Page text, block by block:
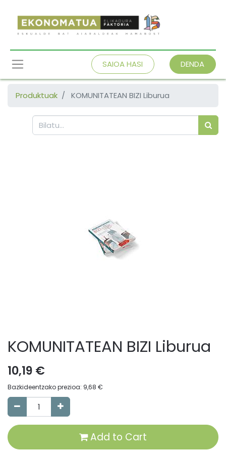
SAIOA HASI DENDA
Produktuak KOMUNITATEAN BIZI Liburua
KOMUNITATEAN BIZI Liburua
10,19 €
Bazkideentzako prezioa: 9,68 €
Add to Cart